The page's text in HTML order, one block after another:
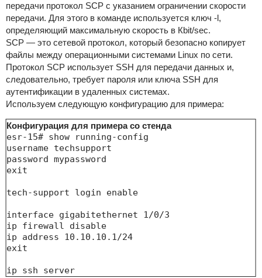
передачи протокол SCP с указанием ограничении скорости
передачи. Для этого в команде используется ключ -l,
определяющий максимальную скорость в Кbit/sec.
SCP — это сетевой протокол, который безопасно копирует
файлы между операционными системами Linux по сети.
Протокол SCP использует SSH для передачи данных и,
следовательно, требует пароля или ключа SSH для
аутентификации в удаленных системах.
Используем следующую конфигурацию для примера:
Конфигурация для примера со стенда
esr-15# show running-config
username techsupport
password mypassword
exit
tech-support login enable
interface gigabitethernet 1/0/3
ip firewall disable
ip address 10.10.10.1/24
exit
ip ssh server